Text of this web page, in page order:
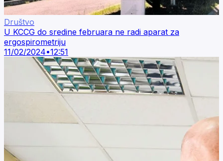
Društvo
U KCCG do sredine februara ne radi aparat za
ergospirometriju
11/02/2024•12:51